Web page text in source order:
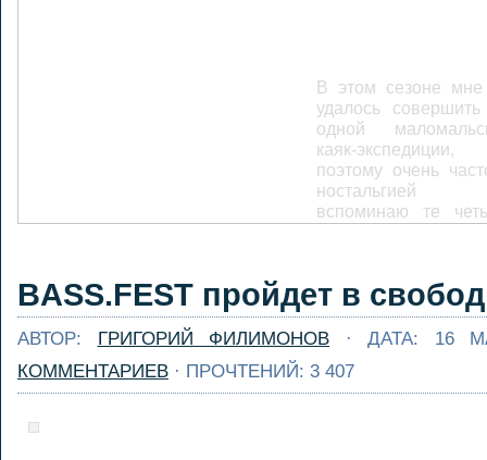
В этом сезоне
удалось
одной
каяк-экспедиции,
поэтому очень
ностальгией
вспоминаю те
посчастливились
...Далее...
Адский
Змеиной реки
Часто самые
приключения
случаются
BASS.FEST пройдет в
АВТОР: ГРИГОРИЙ ФИЛИМОНОВ · ДАТА: 16
КОММЕНТАРИЕВ · ПРОЧТЕНИЙ: 3 407